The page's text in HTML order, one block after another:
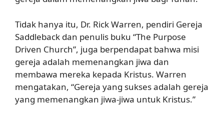
Tidak hanya itu, Dr. Rick Warren, pendiri Gereja
Saddleback dan penulis buku “The Purpose
Driven Church”, juga berpendapat bahwa misi
gereja adalah memenangkan jiwa dan
membawa mereka kepada Kristus. Warren
mengatakan, “Gereja yang sukses adalah gereja
yang memenangkan jiwa-jiwa untuk Kristus.”